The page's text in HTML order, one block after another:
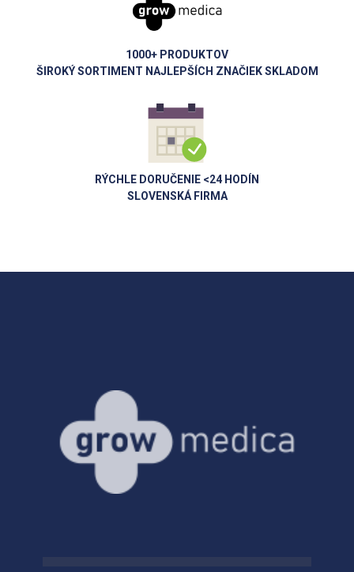
1000+ PRODUKTOV
ŠIROKÝ SORTIMENT NAJLEPŠÍCH ZNAČIEK SKLADOM
RÝCHLE DORUČENIE <24 HODÍN
SLOVENSKÁ FIRMA